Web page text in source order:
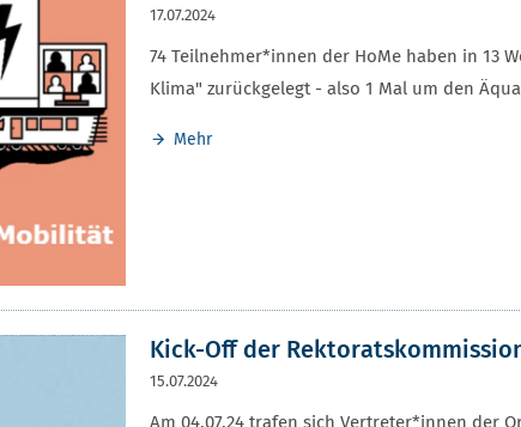
17.07.2024
74 Teilnehmer*innen der HoMe haben in 13
Klima" zurückgelegt - also 1 Mal um den
Mehr
Kick-Off der
15.07.2024